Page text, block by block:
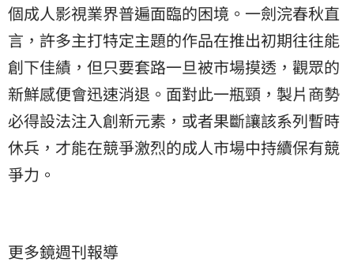
個成人影視業界普遍面臨的困境。一劍浣春秋直
言，許多主打特定主題的作品在推出初期往往能
創下佳績，但只要套路一旦被市場摸透，觀眾的
新鮮感便會迅速消退。面對此一瓶頸，製片商勢
必得設法注入創新元素，或者果斷讓該系列暫時
休兵，才能在競爭激烈的成人市場中持續保有競
爭力。
更多鏡週刊報導